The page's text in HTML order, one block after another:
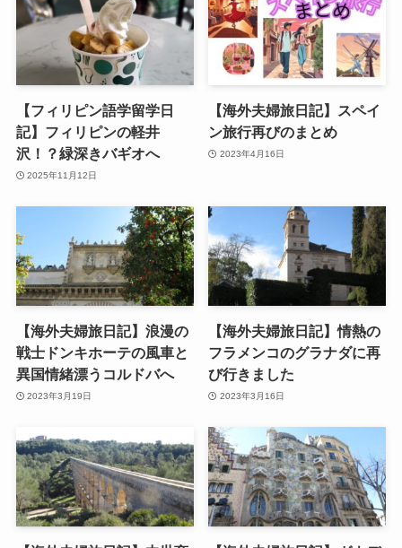
【フィリピン語学留学日
記】フィリピンの軽井
沢！？緑深きバギオへ
2025年11月12日
【海外夫婦旅日記】スペイ
ン旅行再びのまとめ
2023年4月16日
【海外夫婦旅日記】浪漫の
戦士ドンキホーテの風車と
異国情緒漂うコルドバへ
2023年3月19日
【海外夫婦旅日記】情熱の
フラメンコのグラナダに再
び行きました
2023年3月16日